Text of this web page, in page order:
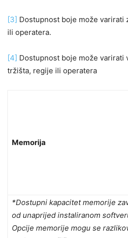
[3] Dostupnost boje može varirati
ili operatera.
[4] Dostupnost boje može varirati
tržišta, regije ili operatera
Memorija
*Dostupni kapacitet memorije
od unaprijed instaliranom
Opcije memorije mogu se